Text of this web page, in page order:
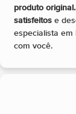
produto original.
satisfeitos e
especialista em
com você.